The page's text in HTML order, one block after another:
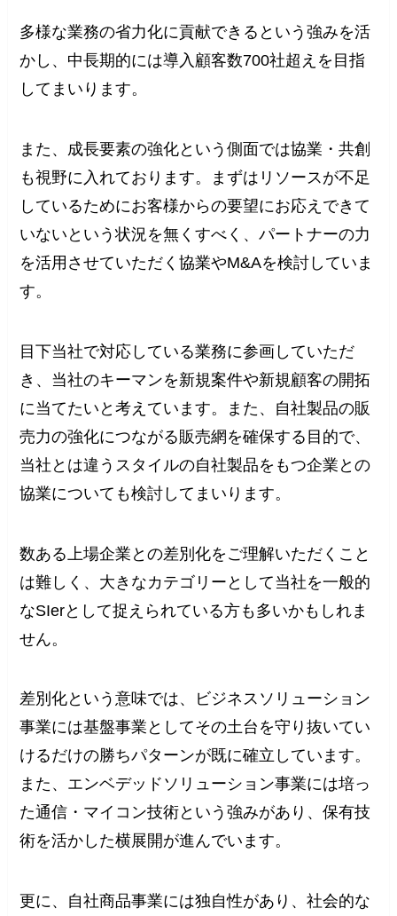
多様な業務の省力化に貢献できるという強みを活
かし、中長期的には導入顧客数700社超えを目指
してまいります。
また、成長要素の強化という側面では協業・共創
も視野に入れております。まずはリソースが不足
しているためにお客様からの要望にお応えできて
いないという状況を無くすべく、パートナーの力
を活用させていただく協業やM&Aを検討していま
す。
目下当社で対応している業務に参画していただ
き、当社のキーマンを新規案件や新規顧客の開拓
に当てたいと考えています。また、自社製品の販
売力の強化につながる販売網を確保する目的で、
当社とは違うスタイルの自社製品をもつ企業との
協業についても検討してまいります。
数ある上場企業との差別化をご理解いただくこと
は難しく、大きなカテゴリーとして当社を一般的
なSIerとして捉えられている方も多いかもしれま
せん。
差別化という意味では、ビジネスソリューション
事業には基盤事業としてその土台を守り抜いてい
けるだけの勝ちパターンが既に確立しています。
また、エンベデッドソリューション事業には培っ
た通信・マイコン技術という強みがあり、保有技
術を活かした横展開が進んでいます。
更に、自社商品事業には独自性があり、社会的な